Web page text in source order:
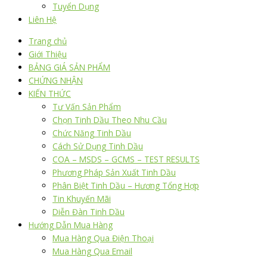
Tuyển Dụng
Liên Hệ
Trang chủ
Giới Thiệu
BẢNG GIÁ SẢN PHẨM
CHỨNG NHẬN
KIẾN THỨC
Tư Vấn Sản Phẩm
Chọn Tinh Dầu Theo Nhu Cầu
Chức Năng Tinh Dầu
Cách Sử Dụng Tinh Dầu
COA – MSDS – GCMS – TEST RESULTS
Phương Pháp Sản Xuất Tinh Dầu
Phân Biệt Tinh Dầu – Hương Tổng Hợp
Tin Khuyến Mãi
Diễn Đàn Tinh Dầu
Hướng Dẫn Mua Hàng
Mua Hàng Qua Điện Thoại
Mua Hàng Qua Email